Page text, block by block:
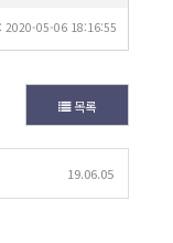
2020-05-06 18:16:55
목록
19.06.05